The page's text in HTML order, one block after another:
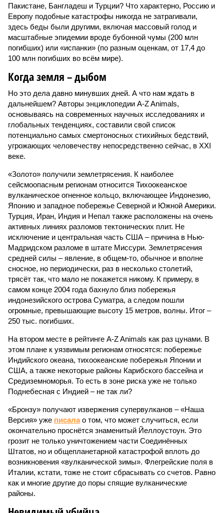
Пакистане, Бангладеш и Турции? Что характерно, Россию и
Европу подобные катастрофы никогда не затрагивали,
здесь беды были другими, включая массовый голод и
масштабные эпидемии вроде бубонной чумы (200 млн
погибших) или «испанки» (по разным оценкам, от 17,4 до
100 млн погибших во всём мире).
Когда земля – дыбом
Но это дела давно минувших дней. А что нам ждать в
дальнейшем? Авторы энциклопедии A-Z Animals,
основываясь на современных научных исследованиях и
глобальных тенденциях, составили свой список
потенциально самых смертоносных стихийных бедствий,
угрожающих человечеству непосредственно сейчас, в XXI
веке.
«Золото» получили землетрясения. К наиболее
сейсмоопасным регионам относится Тихоокеанское
вулканическое огненное кольцо, включающее Индонезию,
Японию и западное побережье Северной и Южной Америки.
Турция, Иран, Индия и Непал также расположены на очень
активных линиях разломов тектонических плит. Не
исключение и центральная часть США – причина в Нью-
Мадридском разломе в штате Миссури. Землетрясения
средней силы – явление, в общем-то, обычное и вполне
сносное, но периодически, раз в несколько столетий,
трясёт так, что мало не покажется никому. К примеру, в
самом конце 2004 года бахнуло близ побережья
индонезийского острова Суматра, а следом пошли
огромные, превышающие высоту 15 метров, волны. Итог –
250 тыс. погибших.
На втором месте в рейтинге A-Z Animals как раз цунами. В
этом плане к уязвимым регионам относятся: побережье
Индийского океана, тихо­океанские побережья Японии и
США, а также некоторые районы Карибского бассейна и
Средиземноморья. То есть в зоне риска уже не только
Поднебесная с Индией – не так ли?
«Бронзу» получают извержения супервулканов – «Наша
Версия» уже писалао том, что может случиться, если
окончательно проснётся знаменитый Йеллоустоун. Это
грозит не только уничтожением части Соединённых
Штатов, но и общепланетарной катастрофой вплоть до
возникновения «вулканической зимы». Флегрейские поля в
Италии, кстати, тоже не стоит сбрасывать со счетов. Равно
как и многие другие до поры спящие вулканические
районы.